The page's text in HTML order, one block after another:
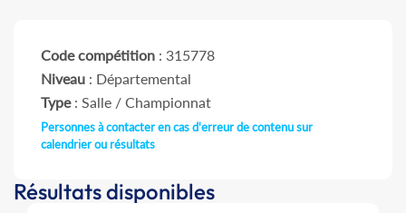
Code compétition : 315778
Niveau : Départemental
Type: Salle / Championnat
Personnes à contacter en cas d'erreur de contenu sur
calendrier ou résultats
Résultats disponibles